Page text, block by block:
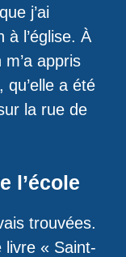
j’ai
à l’église. À
appris
a été
la rue de
l’école
trouvées.
livre « Saint-